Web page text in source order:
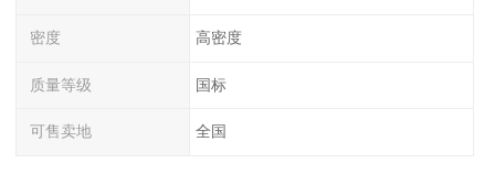
密度 高密度
质量等级 国标
可售卖地 全国